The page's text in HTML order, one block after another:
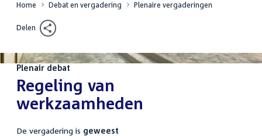
Home Debat en vergadering Plenaire vergaderingen
Delen
Plenair debat
:Regeling van
werkzaamheden
De vergadering is geweest